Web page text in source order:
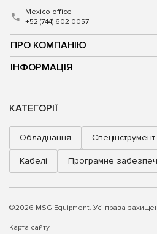
ПРО КОМПАНІЮ
ІНФОРМАЦІЯ
Mexico office
+52 (744) 602 0057
КАТЕГОРІЇ
Обладнання Спецінструмент
Кабелі Програмне
©2026 MSG Equipment. Усі права
Карта сайту